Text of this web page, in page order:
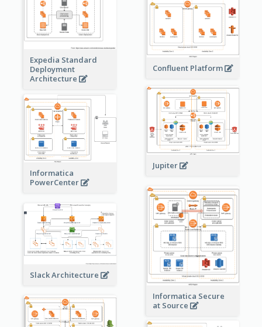
Expedia Standard
Deployment
Architecture
Confluent Platform
Jupiter
Informatica
PowerCenter
Informatica Secure
at Source
Slack Architecture